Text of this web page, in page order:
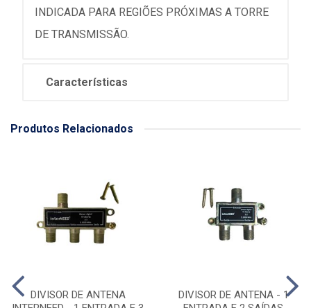
INDICADA PARA REGIÕES PRÓXIMAS A TORRE
DE TRANSMISSÃO.
Características
Produtos Relacionados
DIVISOR DE ANTENA
DIVISOR DE ANTENA - 1